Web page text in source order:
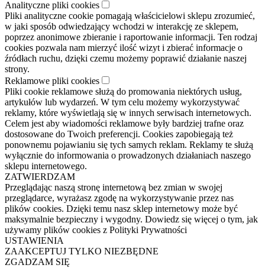
Analityczne pliki cookies
Pliki analityczne cookie pomagają właścicielowi sklepu zrozumieć,
w jaki sposób odwiedzający wchodzi w interakcję ze sklepem,
poprzez anonimowe zbieranie i raportowanie informacji. Ten rodzaj
cookies pozwala nam mierzyć ilość wizyt i zbierać informacje o
źródłach ruchu, dzięki czemu możemy poprawić działanie naszej
strony.
Reklamowe pliki cookies
Pliki cookie reklamowe służą do promowania niektórych usług,
artykułów lub wydarzeń. W tym celu możemy wykorzystywać
reklamy, które wyświetlają się w innych serwisach internetowych.
Celem jest aby wiadomości reklamowe były bardziej trafne oraz
dostosowane do Twoich preferencji. Cookies zapobiegają też
ponownemu pojawianiu się tych samych reklam. Reklamy te służą
wyłącznie do informowania o prowadzonych działaniach naszego
sklepu internetowego.
ZATWIERDZAM
Przeglądając naszą stronę internetową bez zmian w swojej
przeglądarce, wyrażasz zgodę na wykorzystywanie przez nas
plików cookies. Dzięki temu nasz sklep internetowy może być
maksymalnie bezpieczny i wygodny. Dowiedz się więcej o tym, jak
używamy plików cookies z Polityki Prywatności
USTAWIENIA
ZAAKCEPTUJ TYLKO NIEZBĘDNE
ZGADZAM SIĘ